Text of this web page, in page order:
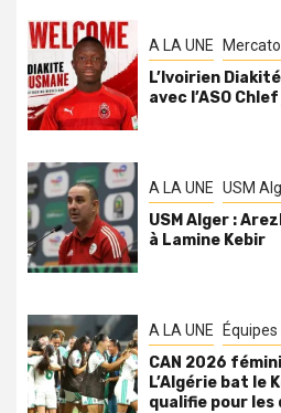
A LA UNE Mercato
L’Ivoirien
avec l’ASO
A LA UNE USM
USM Alger :
à Lamine Kebir
A LA UNE
CAN 2026
L’Algérie bat le
qualifie pour